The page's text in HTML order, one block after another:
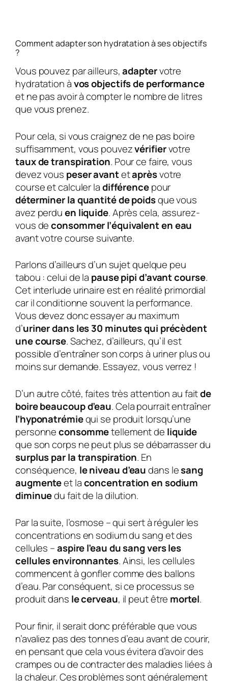
Comment adapter son hydratation à ses objectifs
?
Vous pouvez par ailleurs,adaptervotre
hydratation àvos objectifs de performance
et ne pas avoir à compter le nombre de litres
que vous prenez.
Pour cela, si vous craignez de ne pas boire
suffisamment, vous pouvezvérifiervotre
taux de transpiration. Pour ce faire, vous
devez vous peseravantetaprèsvotre
course et calculer ladifférencepour
déterminer la quantité de poidsque vous
avez perduen liquide. Après cela, assurez-
vous deconsommer l’équivalent en eau
avant votre course suivante.
Parlons d’ailleurs d’un sujet quelque peu
tabou : celui de la pause pipi d’avant course.
Cet interlude urinaire est en réalité primordial
car il conditionne souvent la performance.
Vous devez donc essayer au maximum
d’uriner dans les 30 minutes qui précèdent
une course. Sachez, d’ailleurs, qu’il est
possible d’entraîner son corps à uriner plus ou
moins sur demande. Essayez, vous verrez !
D’un autre côté, faites très attention au faitde
boire beaucoup d’eau. Cela pourrait entraîner
l’hyponatrémiequi se produit lorsqu’une
personneconsommetellement de liquide
que son corps ne peut plus se débarrasser du
surplus par la transpiration. En
conséquence, le niveau d’eaudans lesang
augmenteet laconcentration en sodium
diminuedu fait de la dilution.
Par la suite, l’osmose – qui sert à réguler les
concentrations en sodium du sang et des
cellules –aspire l’eau du sang vers les
cellules environnantes. Ainsi, les cellules
commencent à gonfler comme des ballons
d’eau. Par conséquent, si ce processus se
produit dans le cerveau, il peut être mortel.
Pour finir, il serait donc préférable que vous
n’avaliez pas des tonnes d’eau avant de courir,
en pensant que cela vous évitera d’avoir des
crampes ou de contracter des maladies liées à
la chaleur. Ces problèmes sont généralement